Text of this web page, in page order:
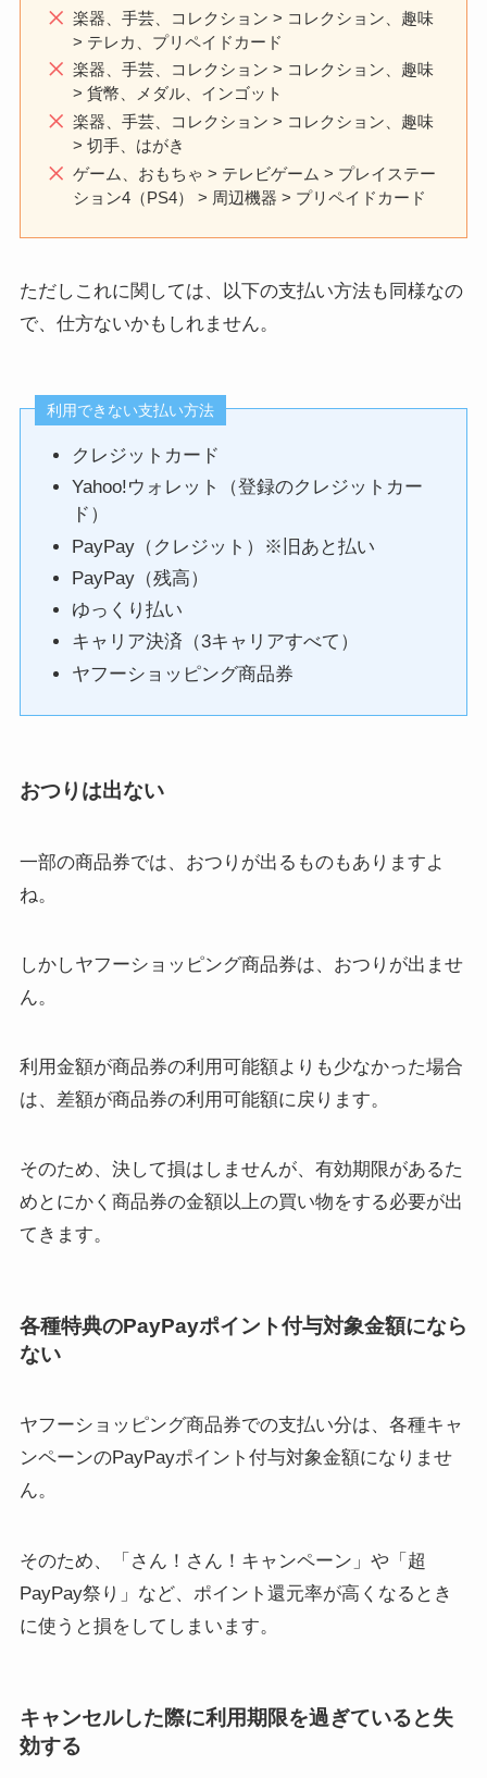
楽器、手芸、コレクション > コレクション、趣味
> テレカ、プリペイドカード
楽器、手芸、コレクション > コレクション、趣味
> 貨幣、メダル、インゴット
楽器、手芸、コレクション > コレクション、趣味
> 切手、はがき
ゲーム、おもちゃ > テレビゲーム > プレイステー
ション4（PS4） > 周辺機器 > プリペイドカード
ただしこれに関しては、以下の支払い方法も同様なの
で、仕方ないかもしれません。
利用できない支払い方法
クレジットカード
Yahoo!ウォレット（登録のクレジットカー
ド）
PayPay（クレジット）※旧あと払い
PayPay（残高）
ゆっくり払い
キャリア決済（3キャリアすべて）
ヤフーショッピング商品券
おつりは出ない
一部の商品券では、おつりが出るものもありますよ
ね。
しかしヤフーショッピング商品券は、おつりが出ませ
ん。
利用金額が商品券の利用可能額よりも少なかった場合
は、差額が商品券の利用可能額に戻ります。
そのため、決して損はしませんが、有効期限があるた
めとにかく商品券の金額以上の買い物をする必要が出
てきます。
各種特典のPayPayポイント付与対象金額になら
ない
ヤフーショッピング商品券での支払い分は、各種キャ
ンペーンのPayPayポイント付与対象金額になりませ
ん。
そのため、「さん！さん！キャンペーン」や「超
PayPay祭り」など、ポイント還元率が高くなるとき
に使うと損をしてしまいます。
キャンセルした際に利用期限を過ぎていると失
効する